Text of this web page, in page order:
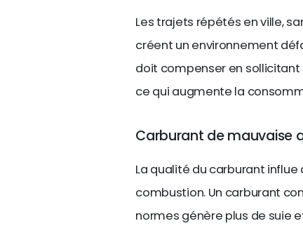
Les trajets répétés en ville,
créent un environnement
doit compenser en
ce qui augmente la
Carburant de mauvaise
La qualité du carburant
combustion. Un carburant
normes génère plus de suie